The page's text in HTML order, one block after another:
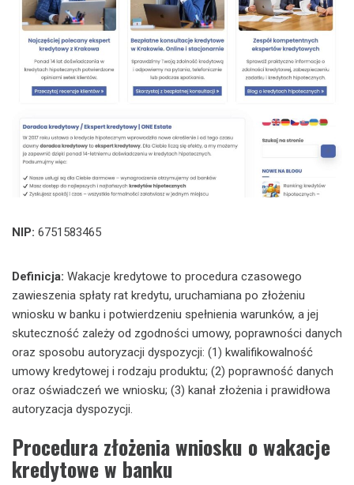
NIP: 6751583465
Definicja: Wakacje kredytowe to procedura czasowego
zawieszenia spłaty rat kredytu, uruchamiana po złożeniu
wniosku w banku i potwierdzeniu spełnienia warunków, a jej
skuteczność zależy od zgodności umowy, poprawności danych
oraz sposobu autoryzacji dyspozycji: (1) kwalifikowalność
umowy kredytowej i rodzaju produktu; (2) poprawność danych
oraz oświadczeń we wniosku; (3) kanał złożenia i prawidłowa
autoryzacja dyspozycji.
Procedura złożenia wniosku o wakacje
kredytowe w banku